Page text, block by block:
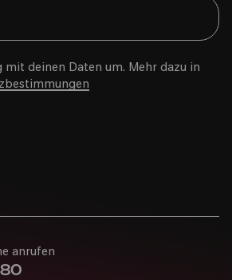
deinen Daten um. Mehr dazu in
anrufen